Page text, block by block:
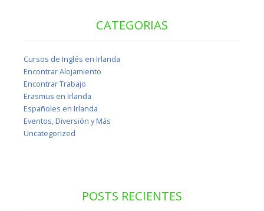
CATEGORIAS
Cursos de Inglés en Irlanda
Encontrar Alojamiento
Encontrar Trabajo
Erasmus en Irlanda
Españoles en Irlanda
Eventos, Diversión y Más
Uncategorized
POSTS RECIENTES